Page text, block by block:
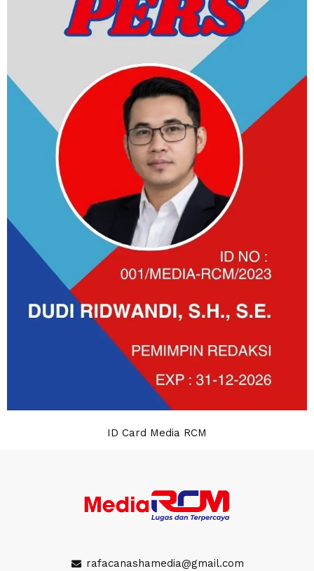
ID Card Media RCM
rafacanashamedia@gmail.com